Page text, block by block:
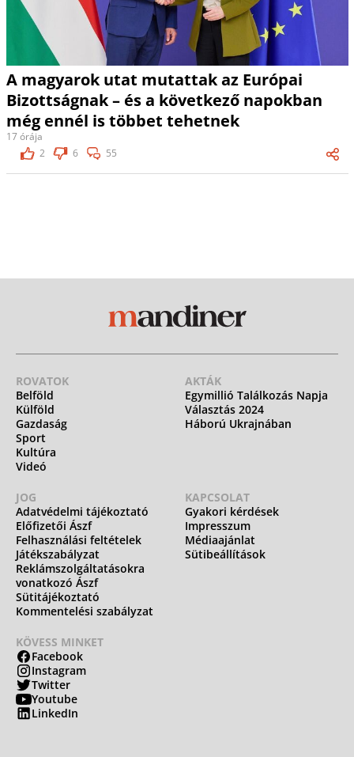
A magyarok utat mutattak az Európai
Bizottságnak – és a következő napokban
még ennél is többet tehetnek
17 órája
2
6 55
ROVATOK
Belföld
Külföld
Gazdaság
Sport
Kultúra
Videó
AKTÁK
Egymillió Találkozás Napja
Választás 2024
Háború Ukrajnában
JOG
Adatvédelmi tájékoztató
Előfizetői Ászf
Felhasználási feltételek
Játékszabályzat
Reklámszolgáltatásokra
vonatkozó Ászf
Sütitájékoztató
Kommentelési szabályzat
KAPCSOLAT
Gyakori kérdések
Impresszum
Médiaajánlat
Sütibeállítások
KÖVESS MINKET
Facebook
Instagram
Twitter
Youtube
LinkedIn